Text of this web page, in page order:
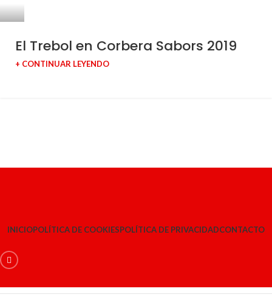
El Trebol en Corbera Sabors 2019
+ CONTINUAR LEYENDO
INICIOPOLÍTICA DE COOKIESPOLÍTICA DE PRIVACIDADCONTACTO